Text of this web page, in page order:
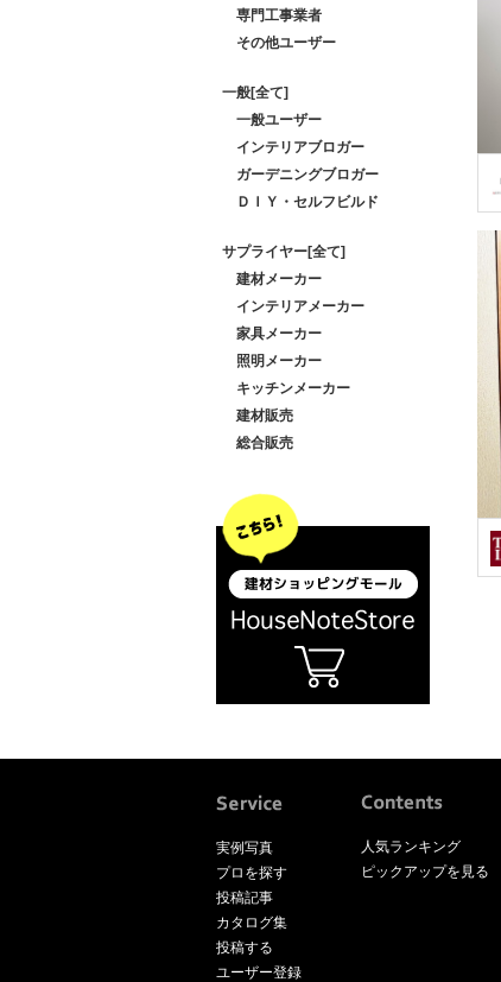
専門工事業者
その他ユーザー
一般[全て]
一般ユーザー
インテリアブロガー
ガーデニングブロガー
ＤＩＹ・セルフビルド
サプライヤー[全て]
建材メーカー
インテリアメーカー
家具メーカー
照明メーカー
キッチンメーカー
建材販売
総合販売
実例写真
プロを探す
投稿記事
カタログ集
投稿する
ユーザー登録
人気ランキング
ピックアップを見る